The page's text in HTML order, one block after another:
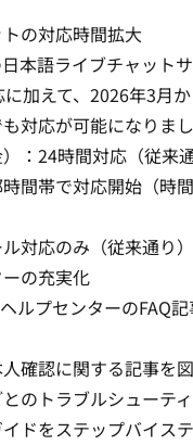
の対応時間拡大
本語ライブチャット
加えて、2026年3月
対応が可能になりまし
：24時間対応（従来通
間帯で対応開始（時
対応のみ（従来通り）
の充実化
ルプセンターのFAQ
確認に関する記事を
のトラブルシューテ
ドをステップバイス